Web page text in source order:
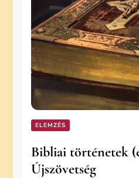
ELEMZÉS
Bibliai történetek
Újszövetség